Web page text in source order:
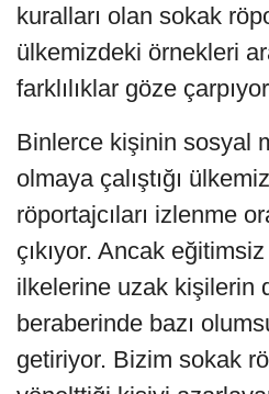
kuralları olan sokak
ülkemizdeki örnekleri
farklılıklar göze
Binlerce kişinin sosyal
olmaya çalıştığı
röportajcıları izlenme
çıkıyor. Ancak eğitimsiz
ilkelerine uzak kişilerin
beraberinde bazı
getiriyor. Bizim sokak